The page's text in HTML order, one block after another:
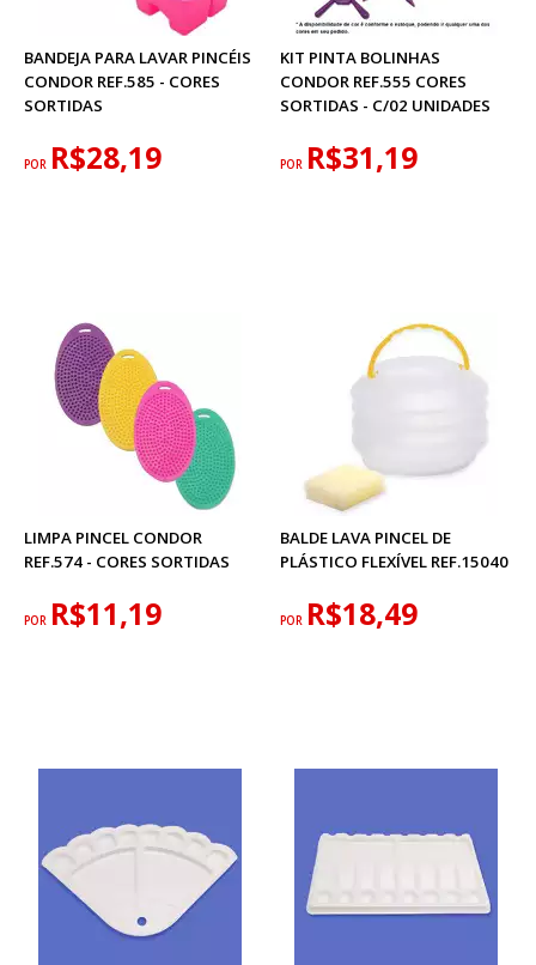
BANDEJA PARA LAVAR PINCÉIS
CONDOR REF.585 - CORES
SORTIDAS
POR R$28,19
KIT PINTA BOLINHAS
CONDOR REF.555 CORES
SORTIDAS - C/02 UNIDADES
POR R$31,19
LIMPA PINCEL CONDOR
REF.574 - CORES SORTIDAS
POR R$11,19
BALDE LAVA PINCEL DE
PLÁSTICO FLEXÍVEL REF.15040
POR R$18,49